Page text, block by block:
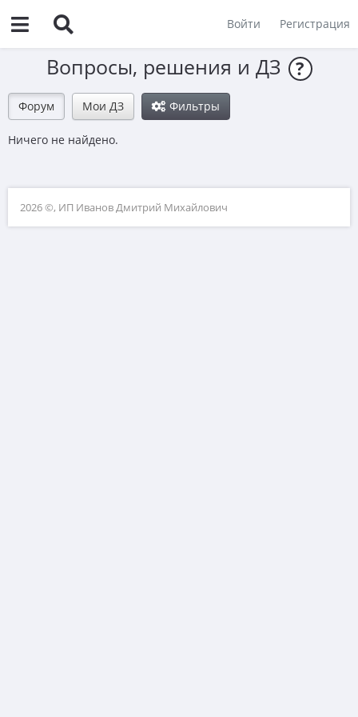
Войти Регистрация
Вопросы, решения и ДЗ ?
Форум Мои ДЗ Фильтры
Ничего не найдено.
2026 ©, ИП Иванов Дмитрий Михайлович